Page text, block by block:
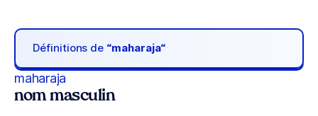
Définitions de “maharaja“
maharaja
nom masculin